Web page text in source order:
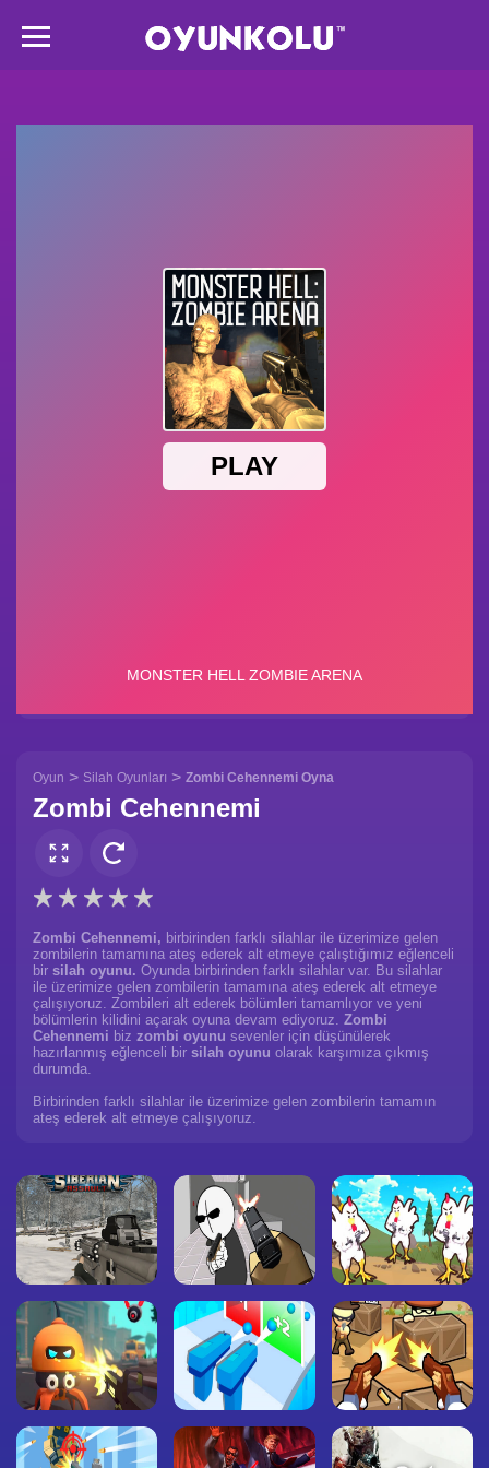
Oyun > Silah Oyunları > Zombi Cehennemi Oyna
Zombi Cehennemi
Zombi Cehennemi, birbirinden farklı silahlar ile üzerimize gelen
zombilerin tamamına ateş ederek alt etmeye çalıştığımız eğlenceli
bir silah oyunu. Oyunda birbirinden farklı silahlar var. Bu silahlar
ile üzerimize gelen zombilerin tamamına ateş ederek alt etmeye
çalışıyoruz. Zombileri alt ederek bölümleri tamamlıyor ve yeni
bölümlerin kilidini açarak oyuna devam ediyoruz. Zombi
Cehennemi biz zombi oyunu sevenler için düşünülerek
hazırlanmış eğlenceli bir silah oyunu olarak karşımıza çıkmış
durumda.
Birbirinden farklı silahlar ile üzerimize gelen zombilerin tamamın
ateş ederek alt etmeye çalışıyoruz.